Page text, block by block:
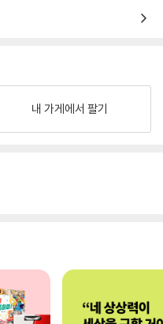
내 가게에서 팔기